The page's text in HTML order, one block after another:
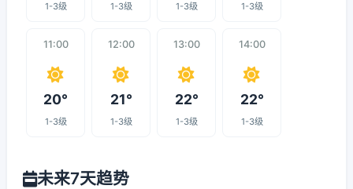
1-3级 1-3级 1-3级 1-3级
11:00
20°
1-3级
12:00
21°
1-3级
13:00
22°
1-3级
14:00
22°
1-3级
未来7天趋势